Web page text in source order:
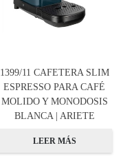
1399/11 CAFETERA SLIM
ESPRESSO PARA CAFÉ
MOLIDO Y MONODOSIS
BLANCA | ARIETE
LEER MÁS